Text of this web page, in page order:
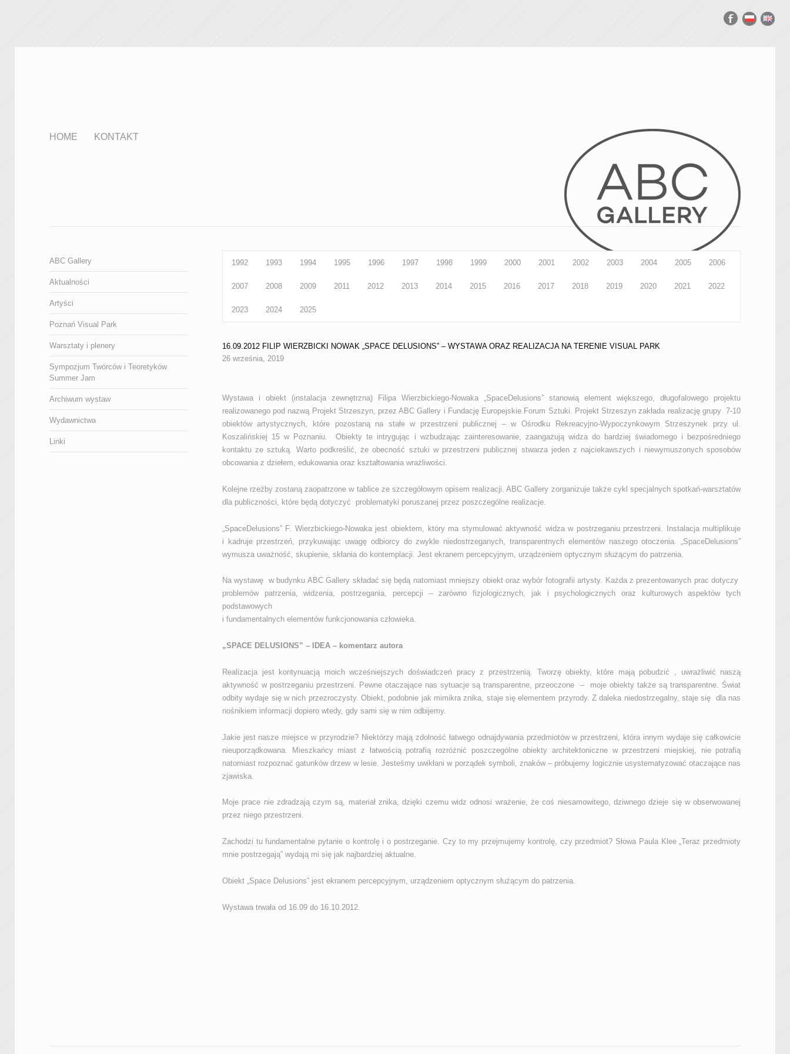
HOME KONTAKT
1992 1993 1994 1995 1996 1997 1998 1999 2000 2001 2002 2003 2004 2005 2006
2007 2008 2009 2011 2012 2013 2014 2015 2016 2017 2018 2019 2020 2021 2022
2023 2024 2025
16.09.2012 FILIP WIERZBICKI NOWAK „SPACE DELUSIONS” – WYSTAWA ORAZ REALIZACJA NA TERENIE VISUAL PARK
26 września, 2019
Wystawa i obiekt (instalacja zewnętrzna) Filipa Wierzbickiego-Nowaka „SpaceDelusions” stanowią element większego, długofalowego projektu
realizowanego pod nazwą Projekt Strzeszyn, przez ABC Gallery i Fundację Europejskie Forum Sztuki. Projekt Strzeszyn zakłada realizację grupy 7-10
obiektów artystycznych, które pozostaną na stałe w przestrzeni publicznej – w Ośrodku Rekreacyjno-Wypoczynkowym Strzeszynek przy ul.
Koszalińskiej 15 w Poznaniu. Obiekty te intrygując i wzbudzając zainteresowanie, zaangażują widza do bardziej świadomego i bezpośredniego
kontaktu ze sztuką. Warto podkreślić, że obecność sztuki w przestrzeni publicznej stwarza jeden z najciekawszych i niewymuszonych sposobów
obcowania z dziełem, edukowania oraz kształtowania wrażliwości.
Kolejne rzeźby zostaną zaopatrzone w tablice ze szczegółowym opisem realizacji. ABC Gallery zorganizuje także cykl specjalnych spotkań-warsztatów
dla publiczności, które będą dotyczyć problematyki poruszanej przez poszczególne realizacje.
„SpaceDelusions” F. Wierzbickiego-Nowaka jest obiektem, który ma stymulować aktywność widza w postrzeganiu przestrzeni. Instalacja multiplikuje
i kadruje przestrzeń, przykuwając uwagę odbiorcy do zwykle niedostrzeganych, transparentnych elementów naszego otoczenia. „SpaceDelusions”
wymusza uważność, skupienie, skłania do kontemplacji. Jest ekranem percepcyjnym, urządzeniem optycznym służącym do patrzenia.
Na wystawę w budynku ABC Gallery składać się będą natomiast mniejszy obiekt oraz wybór fotografii artysty. Każda z prezentowanych prac dotyczy
problemów patrzenia, widzenia, postrzegania, percepcji – zarówno fizjologicznych, jak i psychologicznych oraz kulturowych aspektów tych
podstawowych
i fundamentalnych elementów funkcjonowania człowieka.
„SPACE DELUSIONS” – IDEA – komentarz autora
Realizacja jest kontynuacją moich wcześniejszych doświadczeń pracy z przestrzenią. Tworzę obiekty, które mają pobudzić , uwrażliwić naszą
aktywność w postrzeganiu przestrzeni. Pewne otaczające nas sytuacje są transparentne, przeoczone – moje obiekty także są transparentne. Świat
odbity wydaje się w nich przezroczysty. Obiekt, podobnie jak mimikra znika, staje się elementem przyrody. Z daleka niedostrzegalny, staje się dla nas
nośnikiem informacji dopiero wtedy, gdy sami się w nim odbijemy.
Jakie jest nasze miejsce w przyrodzie? Niektórzy mają zdolność łatwego odnajdywania przedmiotów w przestrzeni, która innym wydaje się całkowicie
nieuporządkowana. Mieszkańcy miast z łatwością potrafią rozróżnić poszczególne obiekty architektoniczne w przestrzeni miejskiej, nie potrafią
natomiast rozpoznać gatunków drzew w lesie. Jesteśmy uwikłani w porządek symboli, znaków – próbujemy logicznie usystematyzować otaczające nas
zjawiska.
Moje prace nie zdradzają czym są, materiał znika, dzięki czemu widz odnosi wrażenie, że coś niesamowitego, dziwnego dzieje się w obserwowanej
przez niego przestrzeni.
Zachodzi tu fundamentalne pytanie o kontrolę i o postrzeganie. Czy to my przejmujemy kontrolę, czy przedmiot? Słowa Paula Klee „Teraz przedmioty
mnie postrzegają” wydają mi się jak najbardziej aktualne.
Obiekt „Space Delusions” jest ekranem percepcyjnym, urządzeniem optycznym służącym do patrzenia.
Wystawa trwała od 16.09 do 16.10.2012.
ABC Gallery
Aktualności
Artyści
Poznań Visual Park
Warsztaty i plenery
Sympozjum Twórców i Teoretyków
Summer Jam
Archiwum wystaw
Wydawnictwa
Linki